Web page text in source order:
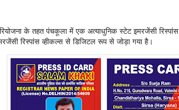
के तहत पंचकूला में एक अत्याधुनिक स्टेट इमरजेंसी
रिस्पांस व्हीकल्स से डिजिटल रूप से जोड़ा गया है।